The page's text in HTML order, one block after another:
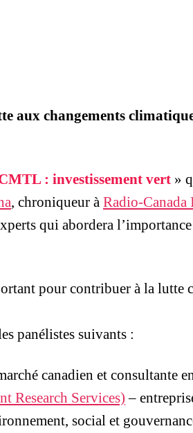
aux changements
: investissement vert »
, chroniqueur à Radio-
qui abordera
pour contribuer à la lutte
panélistes suivants :
canadien et consultante
Research Services) –
social et